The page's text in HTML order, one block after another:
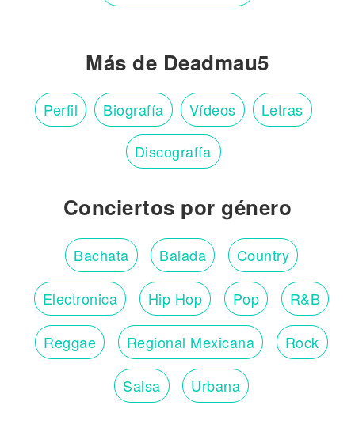
Más de Deadmau5
Perfil Biografía Vídeos Letras
Discografía
Conciertos por género
Bachata Balada Country
Electronica Hip Hop Pop R&B
Reggae Regional Mexicana Rock
Salsa Urbana